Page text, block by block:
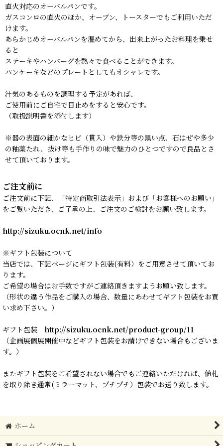
直火対応のオーバルパンです。
ガスコンロの直火のほか、オーブン、トースターでもご利用いただ
けます。
あらかじめオーバルパンを温めてから、出来上がったお料理を乗せ
ると
ステーキやハンバーグを熱々で食べることができます。
パンケーキなどのプレートとしてもオシャレです。
汁気のあるものを調理する予定があれば、
ご使用前にご自宅で目止めをすると安心です。
（取扱説明書を添付します）
※器の表面の細かなヒビ（貫入）や鉄分等の黒い点、石はぜや多少
の釉薬たれ、抜け等も手作りの味で魅力のひとつですので良品とさ
せて頂いております。
ご注文前に
ご注文前に下記、「特定商取引法表示」および「お客様へのお願い」
をご覧いただき、ご了承の上、ご注文のご検討をお願い致します。
http://sizuku.ocnk.net/info
※ギフト包装について
当店では、下記ページにギフト包装(有料）をご用意させて頂いてお
ります。
ご希望の場合はお手数ですがご連絡頂きますようお願い致します。
（形状の違う作品をご購入の場合、数量にあわせてギフト包装をお買
い求め下さい。）
ギフト包装 http://sizuku.ocnk.net/product-group/11
（企画展個展開催中などギフト包装をお請けできない場合もございま
す。）
またギフト包装をご希望されない場合でもご連絡いただければ、値札
を取り除き通常(ミラーマット、プチプチ）包装でお送り致します。
ホーム